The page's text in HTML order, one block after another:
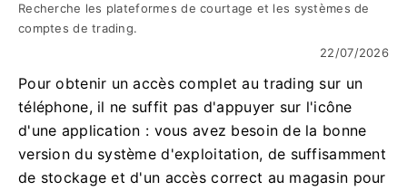
Recherche les plateformes de courtage et les systèmes de
comptes de trading.
22/07/2026
Pour obtenir un accès complet au trading sur un
téléphone, il ne suffit pas d'appuyer sur l'icône
d'une application : vous avez besoin de la bonne
version du système d'exploitation, de suffisamment
de stockage et d'un accès correct au magasin pour